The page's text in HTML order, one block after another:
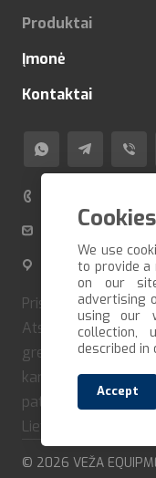
Produktai
Įmonė
Kontaktai
info@veza-e.lt
Švitrigailos g.
Pristatome prekes
Atsiėmimo
greitai gauti savo
karto apmokėti.
patikimais vežėjais
Lietuvoje.
© 2026 VEŽA
We use
to provide a
on our
advertising
using our
collection,
described in
Accept